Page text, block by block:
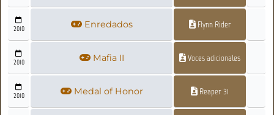
2010 Enredados Flynn Rider
2010 Mafia II Voces adicionales
2010 Medal of Honor Reaper 31